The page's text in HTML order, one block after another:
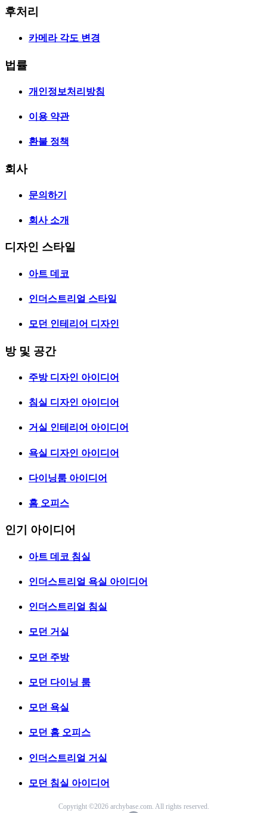
후처리
카메라 각도 변경
법률
개인정보처리방침
이용 약관
환불 정책
회사
문의하기
회사 소개
디자인 스타일
아트 데코
인더스트리얼 스타일
모던 인테리어 디자인
방 및 공간
주방 디자인 아이디어
침실 디자인 아이디어
거실 인테리어 아이디어
욕실 디자인 아이디어
다이닝룸 아이디어
홈 오피스
인기 아이디어
아트 데코 침실
인더스트리얼 욕실 아이디어
인더스트리얼 침실
모던 거실
모던 주방
모던 다이닝 룸
모던 욕실
모던 홈 오피스
인더스트리얼 거실
모던 침실 아이디어
Copyright ©2026 archybase.com. All rights reserved.